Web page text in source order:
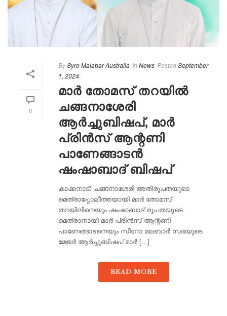
0
BySyro Malabar Australia In News PostedSeptember
1, 2024
മാര്‍ തോമസ് തറയില്‍
ചങ്ങനാശേരി
ആര്‍ച്ചുബിഷപ്, മാര്‍
പ്രിന്‍സ് ആന്റണി
പാണേങ്ങാടന്‍
ഷംഷാബാദ് ബിഷപ്
കാക്കനാട്: ചങ്ങനാശേരി അതിരൂപതയുടെ
മെത്രാപ്പോലീത്തയായി മാര്‍ തോമസ്
തറയിലിനെയും ഷംഷാബാദ് രൂപതയുടെ
മെത്രാനായി മാര്‍ പ്രിന്‍സ് ആന്റണി
പാണേങ്ങാടനെയും സീറോ മലബാര്‍ സഭയുടെ
മേജര്‍ ആര്‍ച്ചുബിഷപ് മാര്‍ [...]
READ MORE